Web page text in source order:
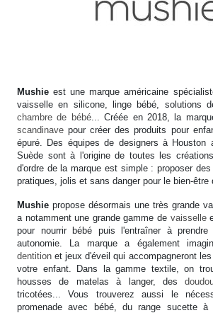
Mushie est une marque américaine
vaisselle en silicone, linge bébé, solutions
chambre de bébé... Créée en 2018, la
scandinave pour créer des produits pour
épuré. Des équipes de designers à Houston
Suède sont à l'origine de toutes les
d'ordre de la marque est simple : proposer
pratiques, jolis et sans danger pour le bien-être
Mushie propose désormais une très grande
a notamment une grande gamme de vaisselle
pour nourrir bébé puis l'entraîner à
autonomie. La marque a également
dentition et jeux d'éveil qui accompagneront
votre enfant. Dans la gamme textile, on
housses de matelas à langer, des
tricotées... Vous trouverez aussi le
promenade avec bébé, du range sucette à